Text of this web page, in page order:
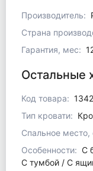
Производитель:
Страна
Гарантия, мес:
Остальные
Код товара:
Тип кровати:
Спальное место,
Особенности: С
С тумбой / С